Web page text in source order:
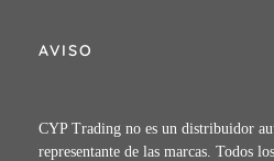
AVISO
CYP Trading no es un distribuidor
representante de las marcas. Todos